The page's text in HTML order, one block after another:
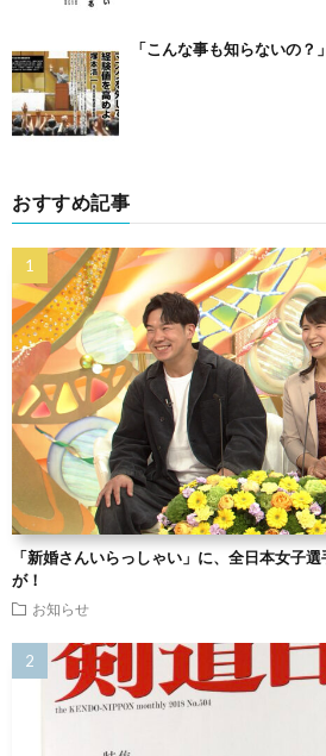
「こんな事も知らないの？
おすすめ記事
「新婚さんいらっしゃい」に、全日本女子
が！
お知らせ